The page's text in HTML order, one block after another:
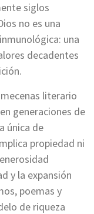
siglos
no es una
una
decadentes
literario
generaciones de
única de
propiedad ni
y la expansión
poemas y
de riqueza